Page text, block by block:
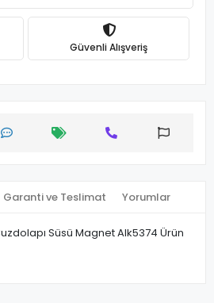
Güvenli Alışveriş
Garanti ve Teslimat Yorumlar
Süsü Magnet Alk5374 Ürün